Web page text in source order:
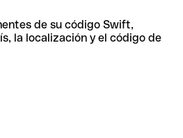
de su código Swift,
la localización y el código de